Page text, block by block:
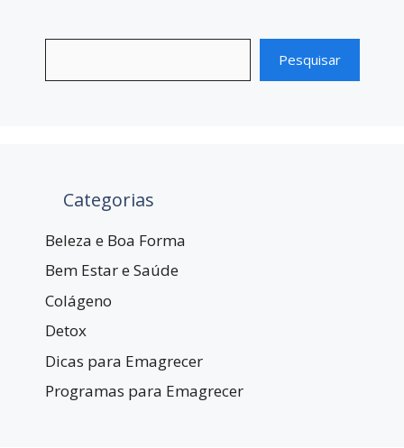
Pesquisar
Categorias
Beleza e Boa Forma
Bem Estar e Saúde
Colágeno
Detox
Dicas para Emagrecer
Programas para Emagrecer